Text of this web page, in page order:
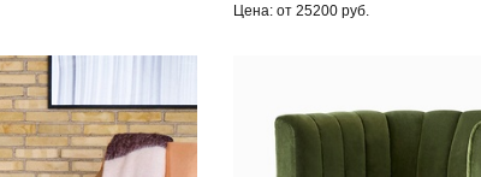
Цена: от 25200 руб.